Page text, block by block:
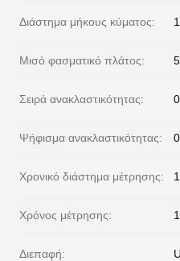
Διάστημα μήκους κύματος:
Μισό φασματικό πλάτος:
Σειρά ανακλαστικότητας:
Ψήφισμα ανακλαστικότητας:
Χρονικό διάστημα μέτρησης:
Χρόνος μέτρησης:
Διεπαφή: